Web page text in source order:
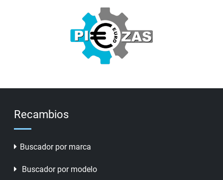
Recambios
Buscador por marca
Buscador por modelo